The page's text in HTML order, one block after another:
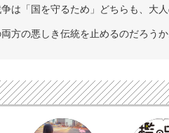
は「国を守るため」どちらも、大
方の悪しき伝統を止めるのだろうか